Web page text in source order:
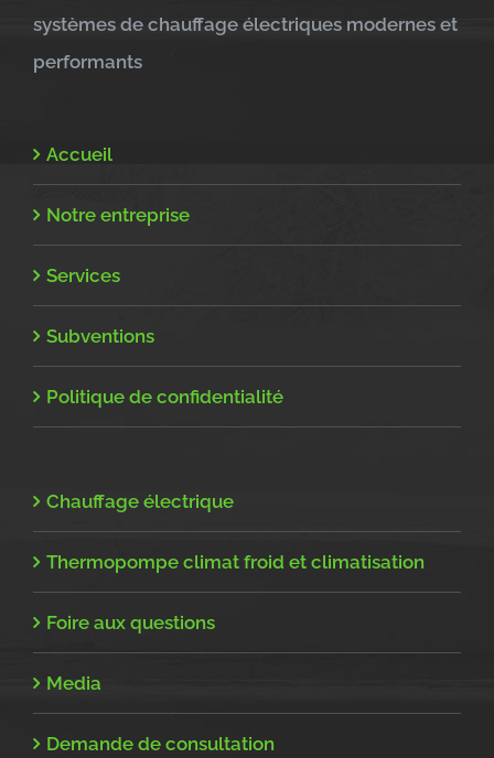
systèmes de chauffage électriques modernes et
performants
Accueil
Notre entreprise
Services
Subventions
Politique de confidentialité
Chauffage électrique
Thermopompe climat froid et climatisation
Foire aux questions
Media
Demande de consultation